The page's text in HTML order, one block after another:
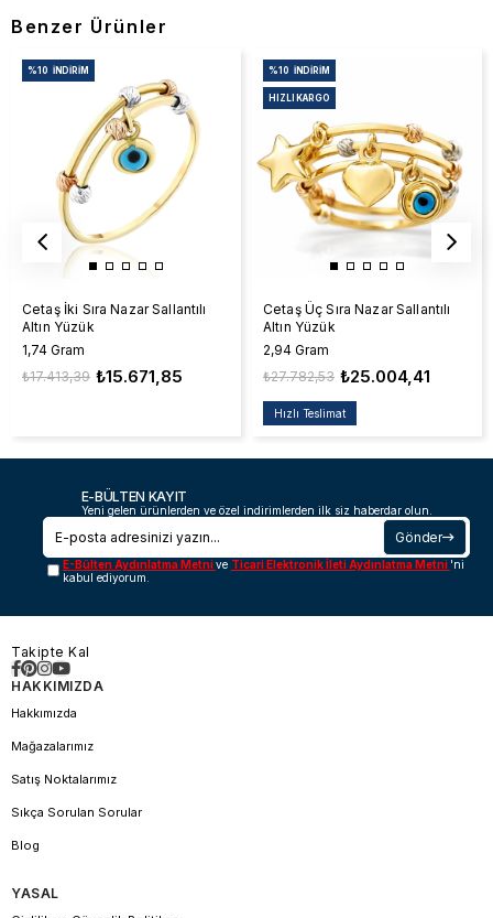
Benzer Ürünler
Cetaş İki Sıra Nazar Sallantılı
Altın Yüzük
1,74 Gram
₺15.671,85
₺17.413,39
%10 İNDIRIM
Cetaş Üç Sıra Nazar Sallantılı
Altın Yüzük
2,94 Gram
₺25.004,41
₺27.782,53
Hızlı Teslimat
%10 İNDIRIM
HIZLI KARGO
E-BÜLTEN KAYIT
Yeni gelen ürünlerden ve özel indirimlerden ilk siz haberdar olun.
Gönder
E-Bülten Aydınlatma Metnive Ticari Elektronik İleti Aydınlatma Metni 'ni
kabul ediyorum.
Takipte Kal
HAKKIMIZDA
Hakkımızda
Mağazalarımız
Satış Noktalarımız
Sıkça Sorulan Sorular
Blog
YASAL